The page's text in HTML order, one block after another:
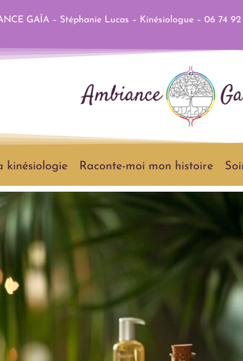
GAÏA – Stéphanie Lucas – Kinésiologue – 06 74 92
kinésiologie Raconte-moi mon histoire